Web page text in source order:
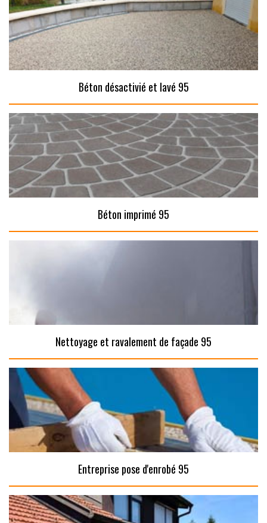
Béton désactivié et lavé 95
Béton imprimé 95
Nettoyage et ravalement de façade 95
Entreprise pose d'enrobé 95